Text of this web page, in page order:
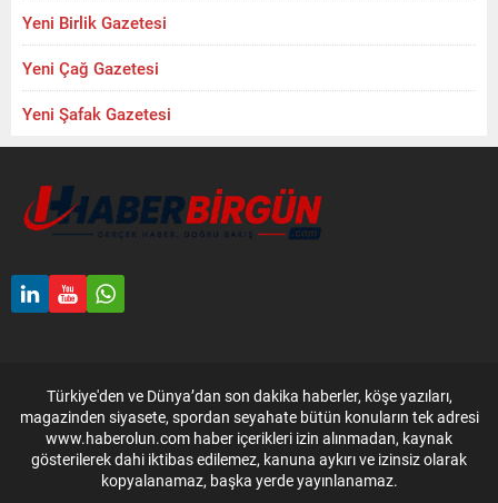
Yeni Birlik Gazetesi
Yeni Çağ Gazetesi
Yeni Şafak Gazetesi
Türkiye'den ve Dünya’dan son dakika haberler, köşe yazıları,
magazinden siyasete, spordan seyahate bütün konuların tek adresi
www.haberolun.com haber içerikleri izin alınmadan, kaynak
gösterilerek dahi iktibas edilemez, kanuna aykırı ve izinsiz olarak
kopyalanamaz, başka yerde yayınlanamaz.